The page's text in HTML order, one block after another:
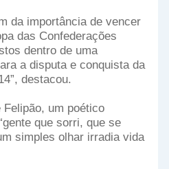
da importância de vencer
das Confederações
dentro de uma
a disputa e conquista da
destacou.
um poético
que sorri, que se
simples olhar irradia vida